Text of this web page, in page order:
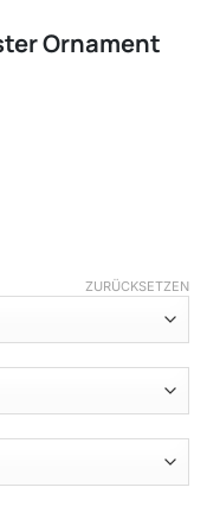
Ornament
ZURÜCKSETZEN